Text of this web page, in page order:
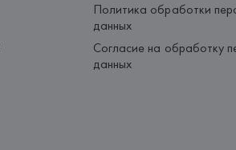
Политика обработки
данных
Согласие на обработку
данных